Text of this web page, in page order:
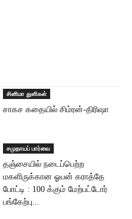
சினிமா துளிகள்
சாகச கதையில் சிம்ரன்-திரிஷா
சமுதாயப் பார்வை
தஞ்சையில் நடைப்பெற்ற
மகளிருக்கான ஓபன் கராத்தே
போட்டி : 100 க்கும் மேற்பட்டோர்
பங்கேற்பு...